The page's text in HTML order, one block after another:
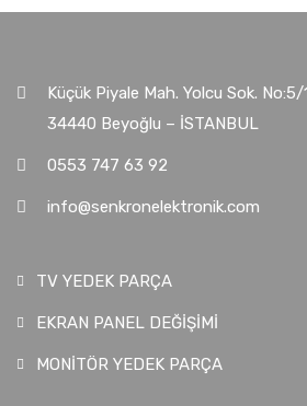
Küçük Piyale Mah. Yolcu Sok.
34440 Beyoğlu – İSTANBUL
0553 747 63 92
info@senkronelektronik.com
TV YEDEK PARÇA
EKRAN PANEL DEĞİŞİMİ
MONİTÖR YEDEK PARÇA